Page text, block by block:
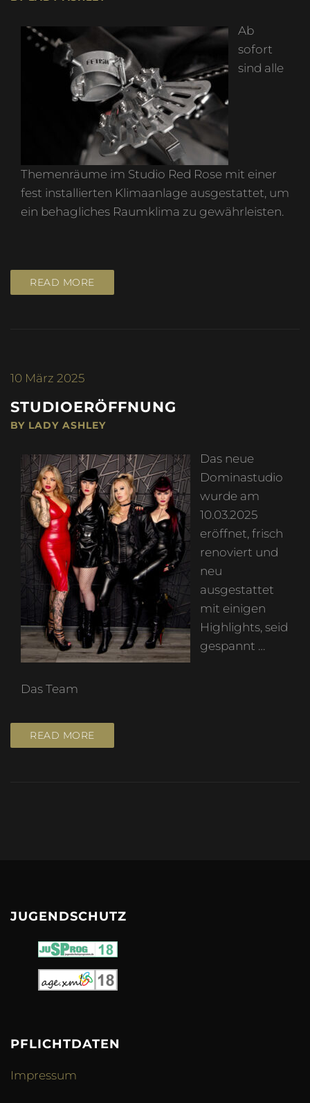
Ab
sofort
sind alle
Themenräume im Studio Red Rose mit einer
fest installierten Klimaanlage ausgestattet, um
ein behagliches Raumklima zu gewährleisten.
READ MORE
10 März 2025
STUDIOERÖFFNUNG
BY LADY ASHLEY
Das neue
Dominastudio
wurde am
10.03.2025
eröffnet, frisch
renoviert und
neu
ausgestattet
mit einigen
Highlights, seid
gespannt …
Das Team
READ MORE
JUGENDSCHUTZ
PFLICHTDATEN
Impressum